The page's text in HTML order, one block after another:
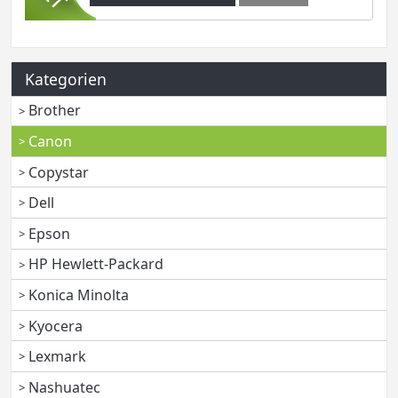
Kategorien
Brother
Canon
Copystar
Dell
Epson
HP Hewlett-Packard
Konica Minolta
Kyocera
Lexmark
Nashuatec